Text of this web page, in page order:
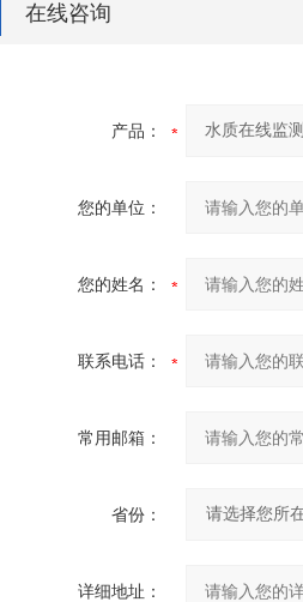
在线咨询
产品：
您的单位：
您的姓名：
联系电话：
常用邮箱：
省份：
详细地址：